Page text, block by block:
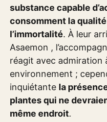
substance capable
consomment la
l’immortalité. À leur
Asaemon ,
réagit avec admiration
environnement ;
inquiétante la
plantes qui ne
même endroit.